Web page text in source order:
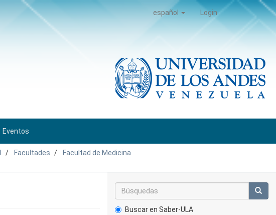
español Login
Eventos
Facultades
Facultad de Medicina
Buscar en Saber-ULA